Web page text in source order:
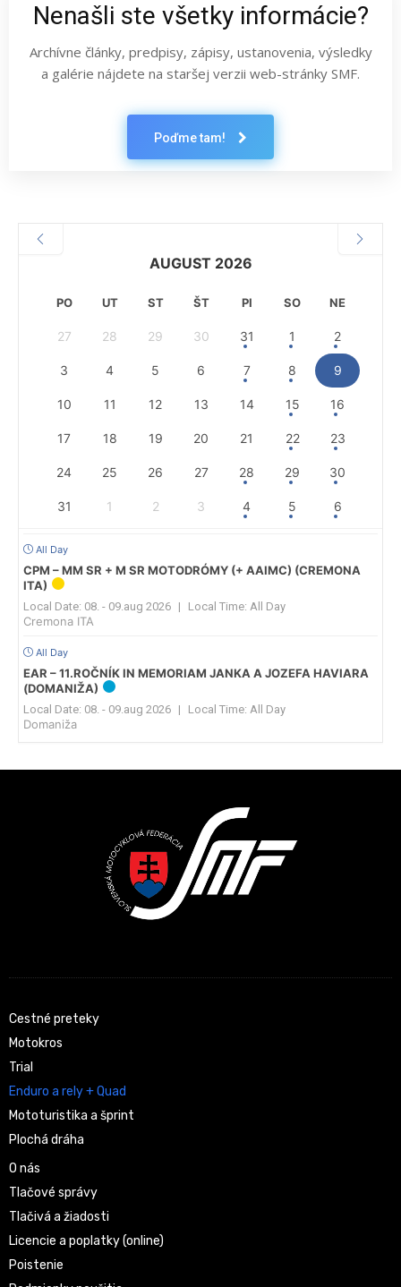
Nenašli ste všetky informácie?
Archívne články, predpisy, zápisy, ustanovenia, výsledky
a galérie nájdete na staršej verzii web-stránky SMF.
Poďme tam!
AUGUST 2026
PO UT ST ŠT PI SO NE
27 28 29 30 31 1 2
3 4 5 6 7 8 9
10 11 12 13 14 15 16
17 18 19 20 21 22 23
24 25 26 27 28 29 30
31 1 2 3 4 5 6
All Day
CPM – MM SR + M SR MOTODRÓMY (+ AAIMC) (CREMONA
ITA)
Local Date: 08. - 09.aug 2026 | Local Time: All Day
Cremona ITA
All Day
EAR – 11.ROČNÍK IN MEMORIAM JANKA A JOZEFA HAVIARA
(DOMANIŽA)
Local Date: 08. - 09.aug 2026 | Local Time: All Day
Domaniža
Cestné preteky
Motokros
Trial
Enduro a rely + Quad
Mototuristika a šprint
Plochá dráha
O nás
Tlačové správy
Tlačivá a žiadosti
Licencie a poplatky (online)
Poistenie